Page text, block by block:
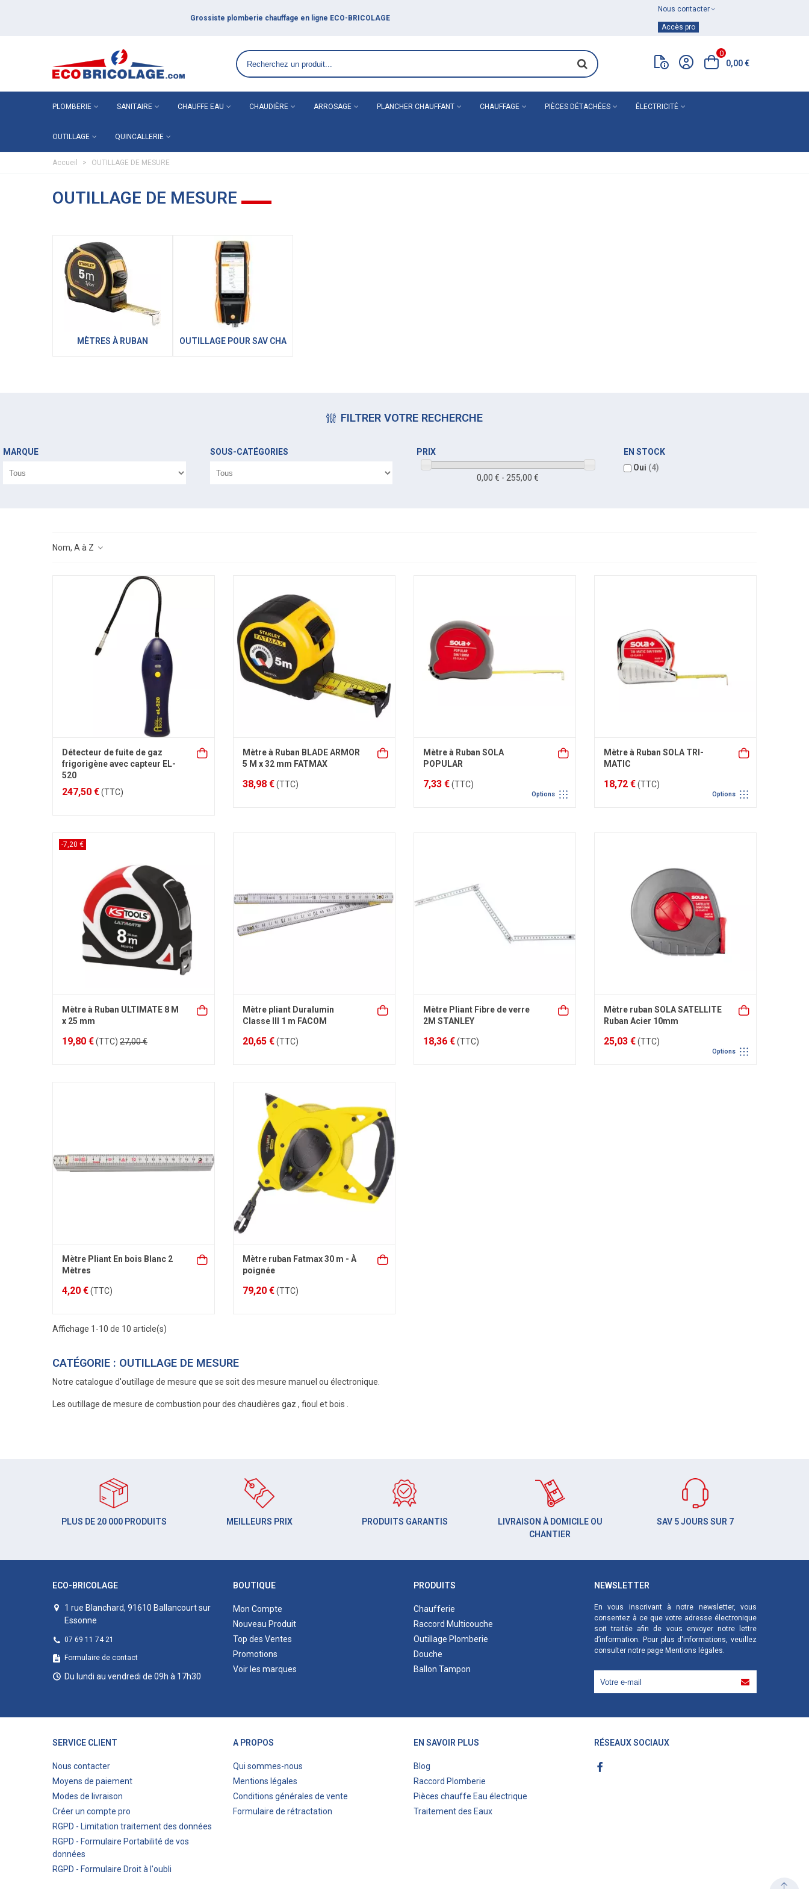
Grossiste plomberie chauffage en ligne ECO-BRICOLAGE
Nous contacter
Accès pro
0
0,00 €
PLOMBERIE SANITAIRE CHAUFFE EAU CHAUDIÈRE ARROSAGE PLANCHER CHAUFFANT CHAUFFAGE PIÈCES DÉTACHÉES ÉLECTRICITÉ
OUTILLAGE QUINCALLERIE
Accueil > OUTILLAGE DE MESURE
OUTILLAGE DE MESURE
MÈTRES À RUBAN OUTILLAGE POUR SAV CHAUFFAGE
FILTRER VOTRE RECHERCHE
MARQUE SOUS-CATÉGORIES PRIX
0,00 € - 255,00 €
EN STOCK
Oui (4)
Nom, A à Z
Détecteur de fuite de gaz
frigorigène avec capteur EL-
520
247,50 €(TTC)
Mètre à Ruban BLADE ARMOR
5 M x 32 mm FATMAX
38,98 €(TTC)
Mètre à Ruban SOLA
POPULAR
7,33 €(TTC)
Options
Mètre à Ruban SOLA TRI-
MATIC
18,72 €(TTC)
Options
-7,20 €
Mètre à Ruban ULTIMATE 8 M
x 25 mm
19,80 €(TTC) 27,00 €
Mètre pliant Duralumin
Classe III 1 m FACOM
20,65 €(TTC)
Mètre Pliant Fibre de verre
2M STANLEY
18,36 €(TTC)
Mètre ruban SOLA SATELLITE
Ruban Acier 10mm
25,03 €(TTC)
Options
Mètre Pliant En bois Blanc 2
Mètres
4,20 €(TTC)
Mètre ruban Fatmax 30 m - À
poignée
79,20 €(TTC)
Affichage 1-10 de 10 article(s)
CATÉGORIE : OUTILLAGE DE MESURE
Notre catalogue d'outillage de mesure que se soit des mesure manuel ou électronique.
Les outillage de mesure de combustion pour des chaudières gaz , fioul et bois .
PLUS DE 20 000 PRODUITS MEILLEURS PRIX PRODUITS GARANTIS
LIVRAISON À DOMICILE OU
CHANTIER
SAV 5 JOURS SUR 7
ECO-BRICOLAGE
1 rue Blanchard, 91610 Ballancourt sur
Essonne
07 69 11 74 21
Formulaire de contact
Du lundi au vendredi de 09h à 17h30
BOUTIQUE
Mon Compte
Nouveau Produit
Top des Ventes
Promotions
Voir les marques
PRODUITS
Chaufferie
Raccord Multicouche
Outillage Plomberie
Douche
Ballon Tampon
NEWSLETTER
En vous inscrivant à notre newsletter, vous
consentez à ce que votre adresse électronique
soit traitée afin de vous envoyer notre lettre
d’information. Pour plus d'informations, veuillez
consulter notre page Mentions légales.
SERVICE CLIENT
Nous contacter
Moyens de paiement
Modes de livraison
Créer un compte pro
RGPD - Limitation traitement des données
RGPD - Formulaire Portabilité de vos
données
RGPD - Formulaire Droit à l'oubli
A PROPOS
Qui sommes-nous
Mentions légales
Conditions générales de vente
Formulaire de rétractation
EN SAVOIR PLUS
Blog
Raccord Plomberie
Pièces chauffe Eau électrique
Traitement des Eaux
RÉSEAUX SOCIAUX